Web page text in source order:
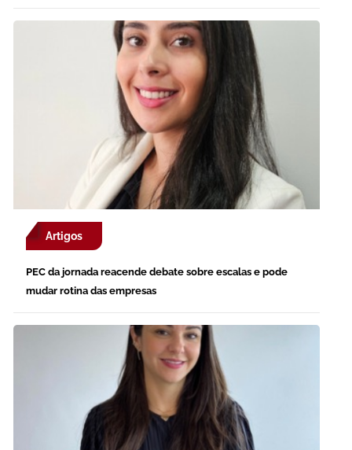
Artigos
PEC da jornada reacende debate sobre escalas e pode
mudar rotina das empresas